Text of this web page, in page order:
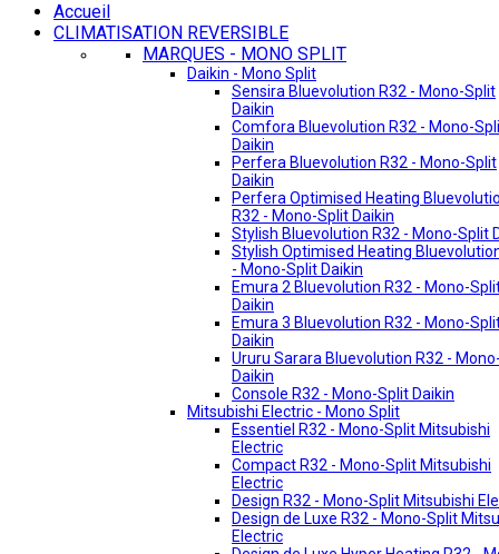
Accueil
CLIMATISATION REVERSIBLE
MARQUES - MONO SPLIT
Daikin - Mono Split
Sensira Bluevolution R32 - Mono-Split
Daikin
Comfora Bluevolution R32 - Mono-
Daikin
Perfera Bluevolution R32 - Mono-Split
Daikin
Perfera Optimised Heating
R32 - Mono-Split Daikin
Stylish Bluevolution R32 - Mono-Split
Stylish Optimised Heating
- Mono-Split Daikin
Emura 2 Bluevolution R32 - Mono-
Daikin
Emura 3 Bluevolution R32 - Mono-
Daikin
Ururu Sarara Bluevolution R32 -
Daikin
Console R32 - Mono-Split Daikin
Mitsubishi Electric - Mono Split
Essentiel R32 - Mono-Split Mitsubishi
Electric
Compact R32 - Mono-Split Mitsubishi
Electric
Design R32 - Mono-Split Mitsubishi
Design de Luxe R32 - Mono-Split
Electric